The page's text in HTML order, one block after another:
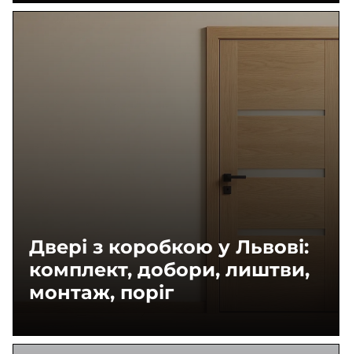
Двері з коробкою у Львові:
комплект, добори, лиштви,
монтаж, поріг